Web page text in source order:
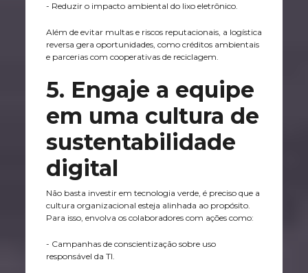
- Reduzir o impacto ambiental do lixo eletrônico.
Além de evitar multas e riscos reputacionais, a logística
reversa gera oportunidades, como créditos ambientais
e parcerias com cooperativas de reciclagem.
5. Engaje a equipe
em uma cultura de
sustentabilidade
digital
Não basta investir em tecnologia verde, é preciso que a
cultura organizacional esteja alinhada ao propósito.
Para isso, envolva os colaboradores com ações como:
- Campanhas de conscientização sobre uso
responsável da TI.